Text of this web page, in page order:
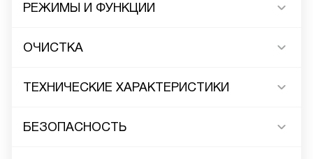
РЕЖИМЫ И ФУНКЦИИ
ОЧИСТКА
ТЕХНИЧЕСКИЕ ХАРАКТЕРИСТИКИ
БЕЗОПАСНОСТЬ